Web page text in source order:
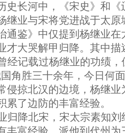
史长河中，《宋史》和
继业与宋将党进战于太
通鉴》中仅提到杨继业
才大哭解甲归降。其中描
经记载过杨继业的功绩
角胜三十余年，今日何面
侵掠北汉的边境，杨继
了边防的丰富经验。
归降北宋，宋太宗素知